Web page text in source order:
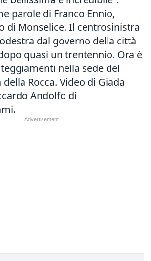
parole di Franco Ennio,
di Monselice. Il centrosinistra
dal governo della città
quasi un trentennio. Ora è
nella sede del
Rocca. Video di Giada
Andolfo di